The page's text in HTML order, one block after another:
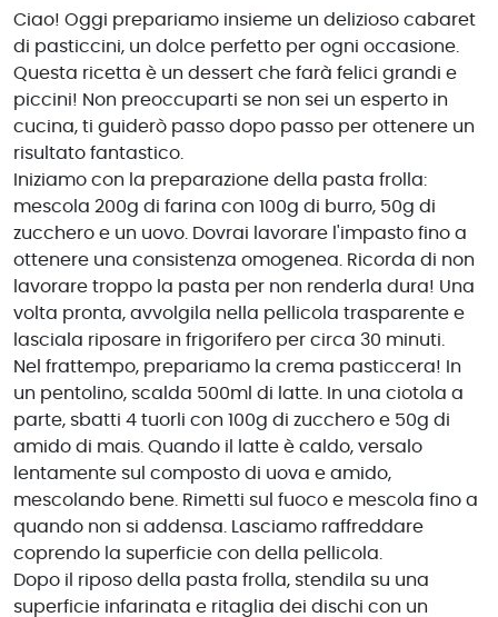
Ciao! Oggi prepariamo insieme un delizioso cabaret
di pasticcini, un dolce perfetto per ogni occasione.
Questa ricetta è un dessert che farà felici grandi e
piccini! Non preoccuparti se non sei un esperto in
cucina, ti guiderò passo dopo passo per ottenere un
risultato fantastico.
Iniziamo con la preparazione della pasta frolla:
mescola 200g di farina con 100g di burro, 50g di
zucchero e un uovo. Dovrai lavorare l'impasto fino a
ottenere una consistenza omogenea. Ricorda di non
lavorare troppo la pasta per non renderla dura! Una
volta pronta, avvolgila nella pellicola trasparente e
lasciala riposare in frigorifero per circa 30 minuti.
Nel frattempo, prepariamo la crema pasticcera! In
un pentolino, scalda 500ml di latte. In una ciotola a
parte, sbatti 4 tuorli con 100g di zucchero e 50g di
amido di mais. Quando il latte è caldo, versalo
lentamente sul composto di uova e amido,
mescolando bene. Rimetti sul fuoco e mescola fino a
quando non si addensa. Lasciamo raffreddare
coprendo la superficie con della pellicola.
Dopo il riposo della pasta frolla, stendila su una
superficie infarinata e ritaglia dei dischi con un